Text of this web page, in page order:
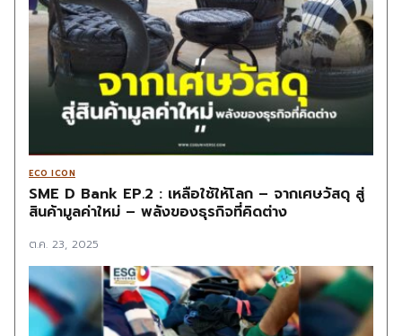
ECO ICON
SME D Bank EP.2 : เหลือใช้ให้โลก – จากเศษวัสดุ สู่
สินค้ามูลค่าใหม่ – พลังของธุรกิจที่คิดต่าง
ต.ค. 23, 2025